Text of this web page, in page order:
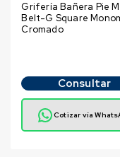
Grifería Bañera Pie
Belt-G Square
Cromado
Consultar
Cotizar vía